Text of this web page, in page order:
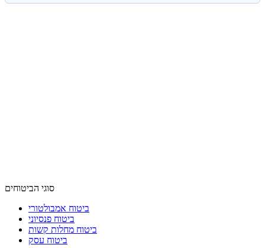
סוגי הביטוחים
ביטוח אמבולטורי
ביטוח פנסיוני
ביטוח מחלות קשות
ביטוח עסק